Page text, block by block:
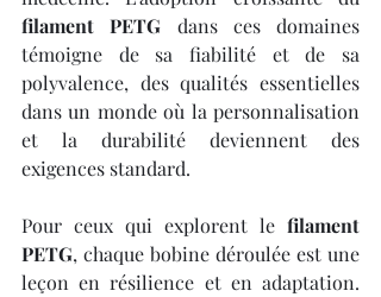
filament PETG dans ces domaines
témoigne de sa fiabilité et de sa
polyvalence, des qualités essentielles
dans un monde où la personnalisation
et la durabilité deviennent des
exigences standard.
Pour ceux qui explorent le filament
PETG, chaque bobine déroulée est une
leçon en résilience et en adaptation.